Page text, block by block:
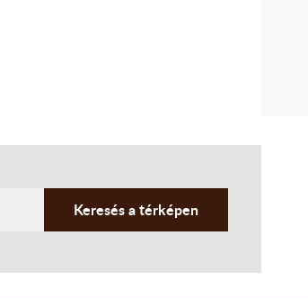
Keresés a térképen